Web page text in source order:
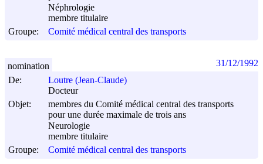
Néphrologie
membre titulaire
Groupe:
Comité médical central des transports
De:
Loutre (Jean-Claude)
Docteur
Objet:
membres du Comité médical central des transports
pour une durée maximale de trois ans
Neurologie
membre titulaire
Groupe:
Comité médical central des transports
nomination 31/12/1992